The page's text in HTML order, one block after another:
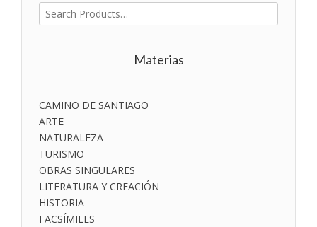
Buscar
por:
Materias
CAMINO DE SANTIAGO
ARTE
NATURALEZA
TURISMO
OBRAS SINGULARES
LITERATURA Y CREACIÓN
HISTORIA
FACSÍMILES